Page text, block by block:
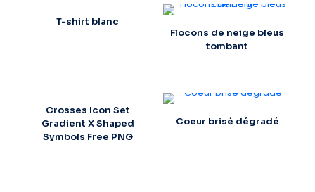
T-shirt blanc
Flocons de neige bleus
tombant
Crosses Icon Set
Gradient X Shaped
Symbols Free PNG
Coeur brisé dégradé